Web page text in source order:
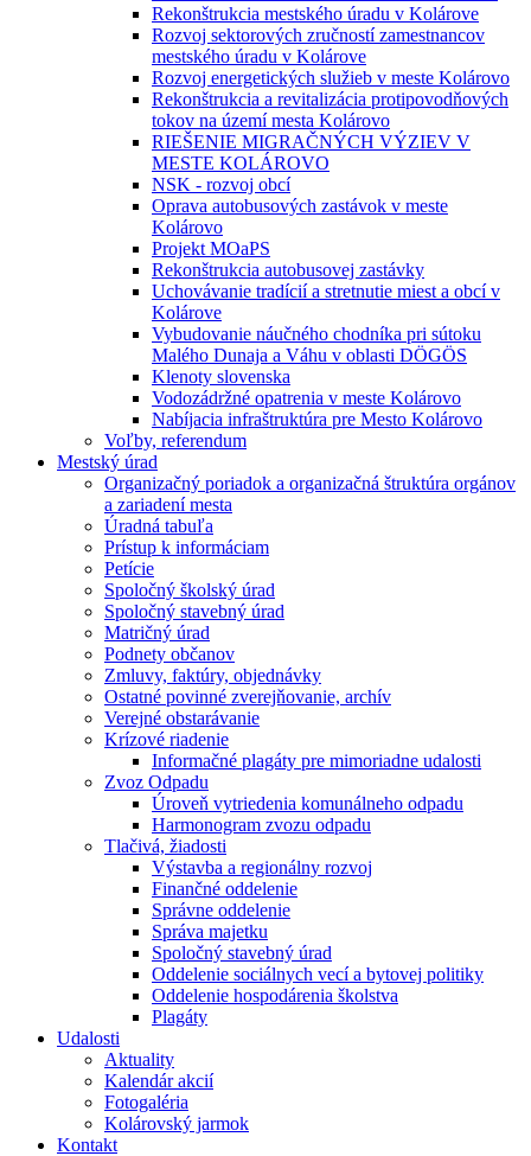
Rekonštrukcia mestského úradu v Kolárove
Rozvoj sektorových zručností zamestnancov
mestského úradu v Kolárove
Rozvoj energetických služieb v meste Kolárovo
Rekonštrukcia a revitalizácia protipovodňových
tokov na území mesta Kolárovo
RIEŠENIE MIGRAČNÝCH VÝZIEV V
MESTE KOLÁROVO
NSK - rozvoj obcí
Oprava autobusových zastávok v meste
Kolárovo
Projekt MOaPS
Rekonštrukcia autobusovej zastávky
Uchovávanie tradícií a stretnutie miest a obcí v
Kolárove
Vybudovanie náučného chodníka pri sútoku
Malého Dunaja a Váhu v oblasti DÖGÖS
Klenoty slovenska
Vodozádržné opatrenia v meste Kolárovo
Nabíjacia infraštruktúra pre Mesto Kolárovo
Voľby, referendum
Mestský úrad
Organizačný poriadok a organizačná štruktúra orgánov
a zariadení mesta
Úradná tabuľa
Prístup k informáciam
Petície
Spoločný školský úrad
Spoločný stavebný úrad
Matričný úrad
Podnety občanov
Zmluvy, faktúry, objednávky
Ostatné povinné zverejňovanie, archív
Verejné obstarávanie
Krízové riadenie
Informačné plagáty pre mimoriadne udalosti
Zvoz Odpadu
Úroveň vytriedenia komunálneho odpadu
Harmonogram zvozu odpadu
Tlačivá, žiadosti
Výstavba a regionálny rozvoj
Finančné oddelenie
Správne oddelenie
Správa majetku
Spoločný stavebný úrad
Oddelenie sociálnych vecí a bytovej politiky
Oddelenie hospodárenia školstva
Plagáty
Udalosti
Aktuality
Kalendár akcií
Fotogaléria
Kolárovský jarmok
Kontakt